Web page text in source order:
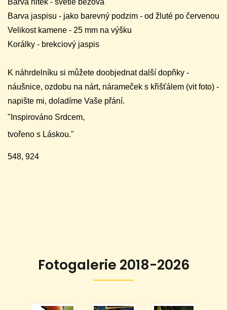
Barva nitek - světle béžová
Barva jaspisu - jako barevný podzim - od žluté po červenou
Velikost kamene - 25 mm na výšku
Korálky - brekciový jaspis
K náhrdelníku si můžete doobjednat další dopňky -
náušnice, ozdobu na nárt, nárameček s křišťálem (vit foto) -
napište mi, doladíme Vaše přání.
"Inspirováno Srdcem,
tvořeno s Láskou."
548, 924
Fotogalerie 2018-2026